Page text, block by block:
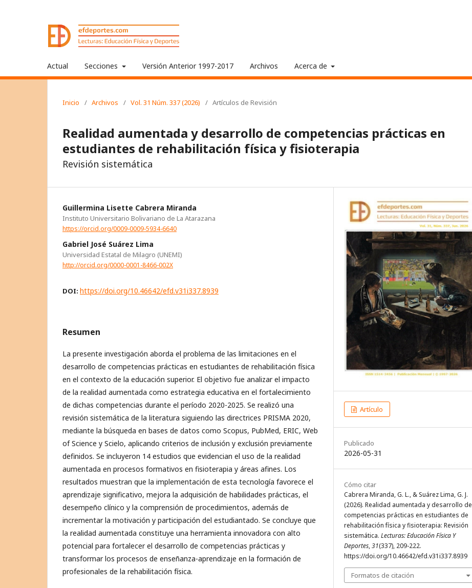
Actual Secciones Versión Anterior 1997-2017 Archivos Acerca de
Inicio / Archivos / Vol. 31 Núm. 337 (2026) / Artículos de Revisión
Realidad aumentada y desarrollo de competencias prácticas en
estudiantes de rehabilitación física y fisioterapia
Revisión sistemática
Guillermina Lisette Cabrera Miranda
Instituto Universitario Bolivariano de La Atarazana
https://orcid.org/0009-0009-5934-6640
Gabriel José Suárez Lima
Universidad Estatal de Milagro (UNEMI)
http://orcid.org/0000-0001-8466-002X
DOI: https://doi.org/10.46642/efd.v31i337.8939
Resumen
La presente investigación aborda el problema de las limitaciones en el
desarrollo de competencias prácticas en estudiantes de rehabilitación física
en el contexto de la educación superior. El objetivo fue analizar el impacto
de la realidad aumentada como estrategia educativa en el fortalecimiento
de dichas competencias durante el período 2020-2025. Se realizó una
revisión sistemática de la literatura siguiendo las directrices PRISMA 2020,
mediante la búsqueda en bases de datos como Scopus, PubMed, ERIC, Web
of Science y Scielo, aplicando criterios de inclusión y exclusión previamente
definidos. Se incluyeron 14 estudios que evidencian el uso de la realidad
aumentada en procesos formativos en fisioterapia y áreas afines. Los
resultados muestran que la implementación de esta tecnología favorece el
aprendizaje significativo, mejora la adquisición de habilidades prácticas, el
desempeño clínico y la comprensión de procedimientos, además de
incrementar la motivación y participación del estudiantado. Se concluye que
la realidad aumentada constituye una herramienta innovadora con alto
potencial para fortalecer el desarrollo de competencias prácticas y
transformar los procesos de enseñanza-aprendizaje en la formación de
profesionales de la rehabilitación física.
Artículo
Publicado
2026-05-31
Cómo citar
Cabrera Miranda, G. L., & Suárez Lima, G. J.
(2026). Realidad aumentada y desarrollo de
competencias prácticas en estudiantes de
rehabilitación física y fisioterapia: Revisión
sistemática. Lecturas: Educación Física Y
Deportes,31(337), 209-222.
https://doi.org/10.46642/efd.v31i337.8939
Formatos de citación